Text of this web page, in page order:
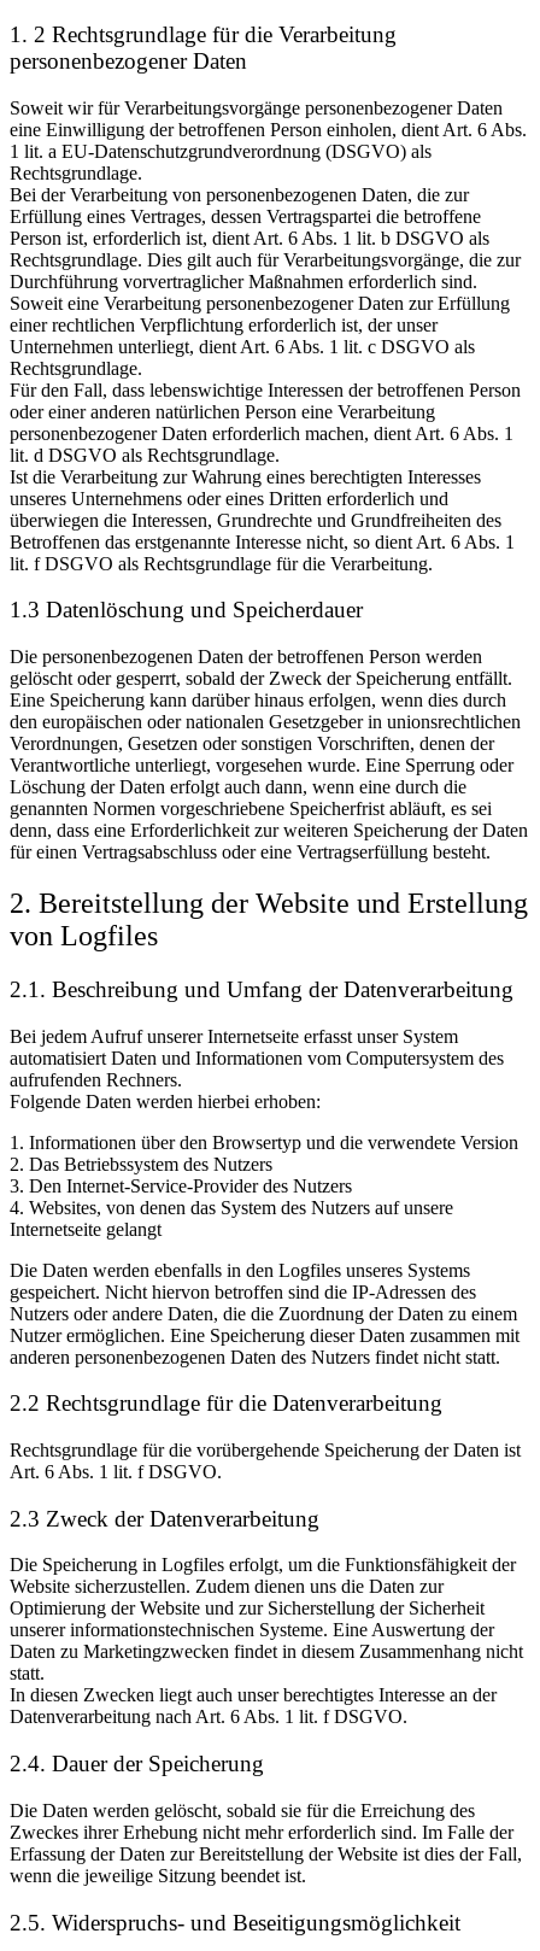
1. 2 Rechtsgrundlage für die Verarbeitung
personenbezogener Daten
Soweit wir für Verarbeitungsvorgänge personenbezogener Daten
eine Einwilligung der betroffenen Person einholen, dient Art. 6 Abs.
1 lit. a EU-Datenschutzgrundverordnung (DSGVO) als
Rechtsgrundlage.
Bei der Verarbeitung von personenbezogenen Daten, die zur
Erfüllung eines Vertrages, dessen Vertragspartei die betroffene
Person ist, erforderlich ist, dient Art. 6 Abs. 1 lit. b DSGVO als
Rechtsgrundlage. Dies gilt auch für Verarbeitungsvorgänge, die zur
Durchführung vorvertraglicher Maßnahmen erforderlich sind.
Soweit eine Verarbeitung personenbezogener Daten zur Erfüllung
einer rechtlichen Verpflichtung erforderlich ist, der unser
Unternehmen unterliegt, dient Art. 6 Abs. 1 lit. c DSGVO als
Rechtsgrundlage.
Für den Fall, dass lebenswichtige Interessen der betroffenen Person
oder einer anderen natürlichen Person eine Verarbeitung
personenbezogener Daten erforderlich machen, dient Art. 6 Abs. 1
lit. d DSGVO als Rechtsgrundlage.
Ist die Verarbeitung zur Wahrung eines berechtigten Interesses
unseres Unternehmens oder eines Dritten erforderlich und
überwiegen die Interessen, Grundrechte und Grundfreiheiten des
Betroffenen das erstgenannte Interesse nicht, so dient Art. 6 Abs. 1
lit. f DSGVO als Rechtsgrundlage für die Verarbeitung.
1.3 Datenlöschung und Speicherdauer
Die personenbezogenen Daten der betroffenen Person werden
gelöscht oder gesperrt, sobald der Zweck der Speicherung entfällt.
Eine Speicherung kann darüber hinaus erfolgen, wenn dies durch
den europäischen oder nationalen Gesetzgeber in unionsrechtlichen
Verordnungen, Gesetzen oder sonstigen Vorschriften, denen der
Verantwortliche unterliegt, vorgesehen wurde. Eine Sperrung oder
Löschung der Daten erfolgt auch dann, wenn eine durch die
genannten Normen vorgeschriebene Speicherfrist abläuft, es sei
denn, dass eine Erforderlichkeit zur weiteren Speicherung der Daten
für einen Vertragsabschluss oder eine Vertragserfüllung besteht.
2. Bereitstellung der Website und Erstellung
von Logfiles
2.1. Beschreibung und Umfang der Datenverarbeitung
Bei jedem Aufruf unserer Internetseite erfasst unser System
automatisiert Daten und Informationen vom Computersystem des
aufrufenden Rechners.
Folgende Daten werden hierbei erhoben:
1. Informationen über den Browsertyp und die verwendete Version
2. Das Betriebssystem des Nutzers
3. Den Internet-Service-Provider des Nutzers
4. Websites, von denen das System des Nutzers auf unsere
Internetseite gelangt
Die Daten werden ebenfalls in den Logfiles unseres Systems
gespeichert. Nicht hiervon betroffen sind die IP-Adressen des
Nutzers oder andere Daten, die die Zuordnung der Daten zu einem
Nutzer ermöglichen. Eine Speicherung dieser Daten zusammen mit
anderen personenbezogenen Daten des Nutzers findet nicht statt.
2.2 Rechtsgrundlage für die Datenverarbeitung
Rechtsgrundlage für die vorübergehende Speicherung der Daten ist
Art. 6 Abs. 1 lit. f DSGVO.
2.3 Zweck der Datenverarbeitung
Die Speicherung in Logfiles erfolgt, um die Funktionsfähigkeit der
Website sicherzustellen. Zudem dienen uns die Daten zur
Optimierung der Website und zur Sicherstellung der Sicherheit
unserer informationstechnischen Systeme. Eine Auswertung der
Daten zu Marketingzwecken findet in diesem Zusammenhang nicht
statt.
In diesen Zwecken liegt auch unser berechtigtes Interesse an der
Datenverarbeitung nach Art. 6 Abs. 1 lit. f DSGVO.
2.4. Dauer der Speicherung
Die Daten werden gelöscht, sobald sie für die Erreichung des
Zweckes ihrer Erhebung nicht mehr erforderlich sind. Im Falle der
Erfassung der Daten zur Bereitstellung der Website ist dies der Fall,
wenn die jeweilige Sitzung beendet ist.
2.5. Widerspruchs- und Beseitigungsmöglichkeit